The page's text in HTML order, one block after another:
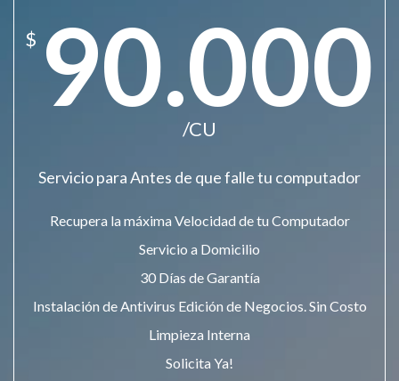
$ 90.000
/CU
Servicio para Antes de que falle tu computador
Recupera la máxima Velocidad de tu Computador
Servicio a Domicilio
30 Días de Garantía
Instalación de Antivirus Edición de Negocios. Sin Costo
Limpieza Interna
Solicita Ya!